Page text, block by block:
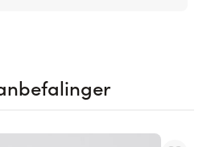
of the carousel is possible